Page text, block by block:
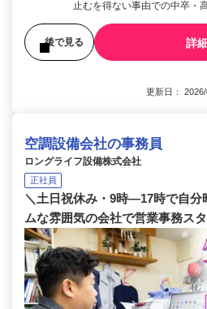
止むを得ない事由での中卒・
後で見る 詳
更新日：
空調設備会社の事務員
ロングライフ設備株式会社
正社員
＼土日祝休み・9時―17時で自分
ムな雰囲気の会社で営業事務ス